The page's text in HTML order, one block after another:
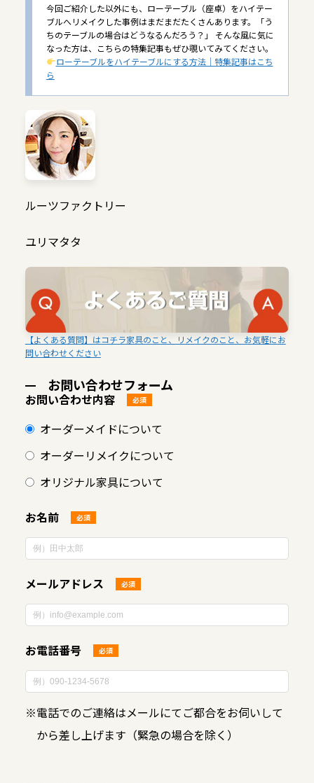
今回ご紹介した以外にも、ローテーブル（座卓）をハイテー
ブルへリメイクした事例はまだまだたくさんあります。「う
ちのテーブルの場合はどうなるんだろう？」 そんな風に気に
なった方は、こちらの特集記事もぜひ覗いてみてください。
ローテーブルをハイテーブルにする方法｜特集記事はこち
ら
ルーツファクトリー
ユリマタタ
【よくある質問】はコチラ家具のこと、リメイクのこと、お気軽にお
問い合わせください
お問い合わせフォーム
お問い合わせ内容 必須
オーダーメイドについて
オーダーリメイクについて
オリジナル家具について
お名前 必須
メールアドレス 必須
お電話番号 必須
※電話でのご連絡はメールにてご都合をお伺いして
から差し上げます（緊急の場合を除く）